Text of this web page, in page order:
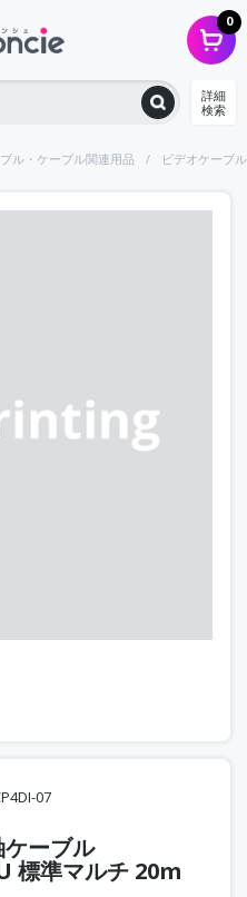
0
詳細
検索
ル・ケーブル関連用品 ビデオケーブル
07
ーブル
標準マルチ 20m